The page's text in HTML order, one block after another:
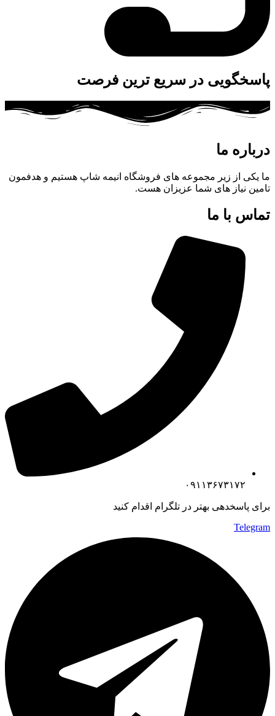
پاسخگویی در سریع ترین فرصت
درباره ما
ما یکی از زیر مجموعه های فروشگاه انیمه شاپ هستیم و هدفمون
تامین نیاز های شما عزیزان هست.
تماس با ما
۰۹۱۱۳۶۷۳۱۷۲
برای پاسخدهی بهتر در تلگرام اقدام کنید
Telegram